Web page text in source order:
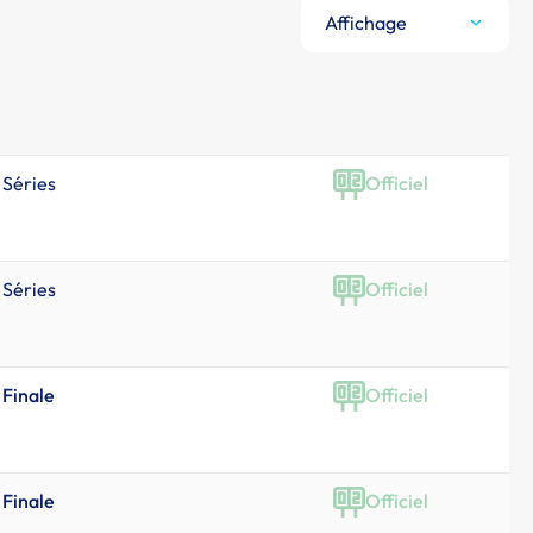
Affichage
Séries Officiel
Séries Officiel
Finale Officiel
Finale Officiel